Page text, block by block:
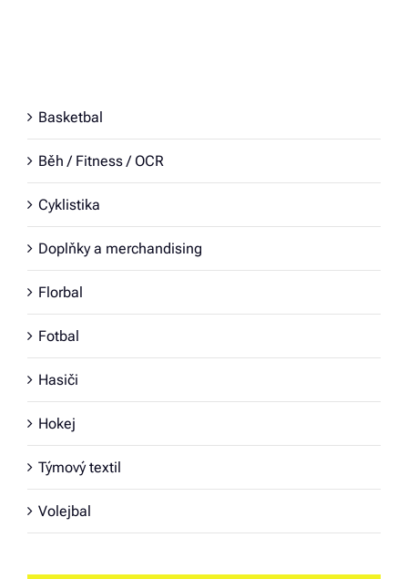
Basketbal
Běh / Fitness / OCR
Cyklistika
Doplňky a merchandising
Florbal
Fotbal
Hasiči
Hokej
Týmový textil
Volejbal